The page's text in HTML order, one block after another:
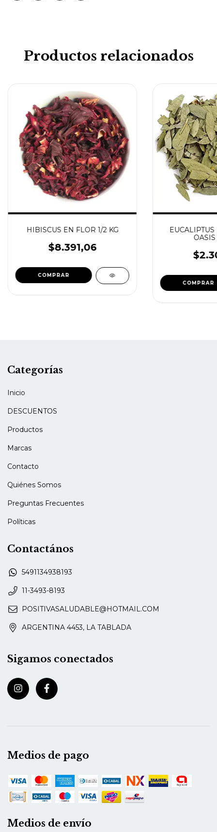
Productos relacionados
HIBISCUS EN FLOR 1/2 KG
$8.391,06
Categorías
Inicio
DESCUENTOS
Productos
Marcas
Contacto
Quiénes Somos
Preguntas Frecuentes
Políticas
Contactános
5491134938193
11-3493-8193
POSITIVASALUDABLE@HOTMAIL.COM
ARGENTINA 4453, LA TABLADA
Sigamos conectados
Medios de pago
Medios de envío